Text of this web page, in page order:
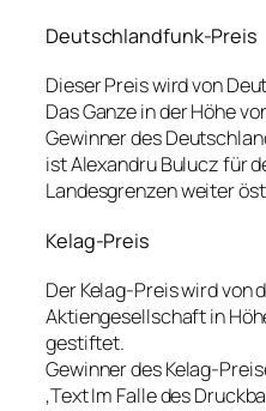
Deutschlandfunk-Preis
Dieser Preis wird von
Das Ganze in der Höhe
Gewinner des
ist Alexandru Bulucz für
Landesgrenzen weiter
Kelag-Preis
Der Kelag-Preis wird
Aktiengesellschaft in
gestiftet.
Gewinner des Kelag-
‚Text Im Falle des